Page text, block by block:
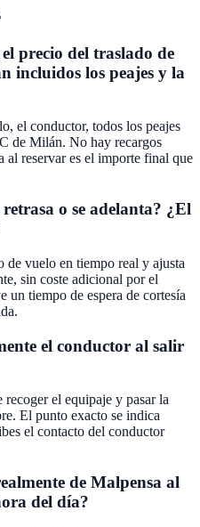
precio del traslado de
incluidos los peajes y la
el conductor, todos los peajes
de Milán. No hay recargos
al reservar es el importe final que
o se adelanta? ¿El
vuelo en tiempo real y ajusta
sin coste adicional por el
un tiempo de espera de cortesía
el conductor al salir
recoger el equipaje y pasar la
El punto exacto se indica
el contacto del conductor
de Malpensa al
del día?